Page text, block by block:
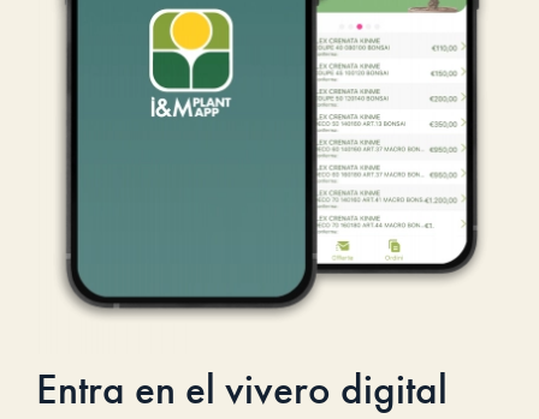
Entra en el vivero digital